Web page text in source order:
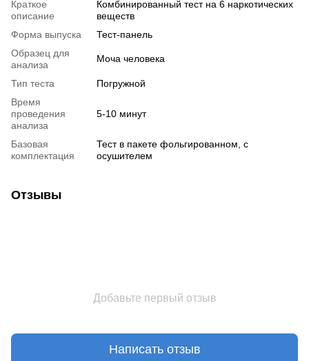
Краткое
описание
Комбинированный тест на 6 наркотических
веществ
Форма выпуска
Тест-панель
Образец для
анализа
Моча человека
Тип теста
Погружной
Время
проведения
анализа
5-10 минут
Базовая
комплектация
Тест в пакете фольгированном, с
осушителем
Отзывы
Добавьте первый отзыв
Написать отзыв